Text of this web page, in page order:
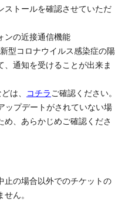
ストールを確認させていただ
ンの近接通信機能
型コロナウイルス感染症の陽
通知を受けることが出来ま
は、
コチラ ご確認ください。
ップデートがされていない場
、あらかじめご確認くださ
止の場合以外でのチケットの
ん。